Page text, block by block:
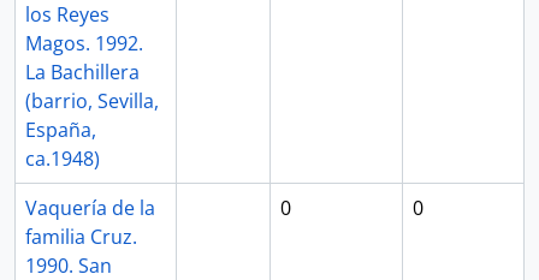
los Reyes
Magos. 1992.
La Bachillera
(barrio, Sevilla,
España,
ca.1948)
Vaquería de la
familia Cruz.
1990. San
0 0